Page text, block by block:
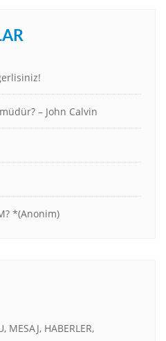
– John Calvin
*(Anonim)
MESAJ, HABERLER,